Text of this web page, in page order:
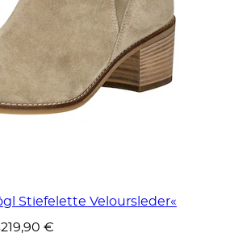
Stiefelette Veloursleder«
219,90 €